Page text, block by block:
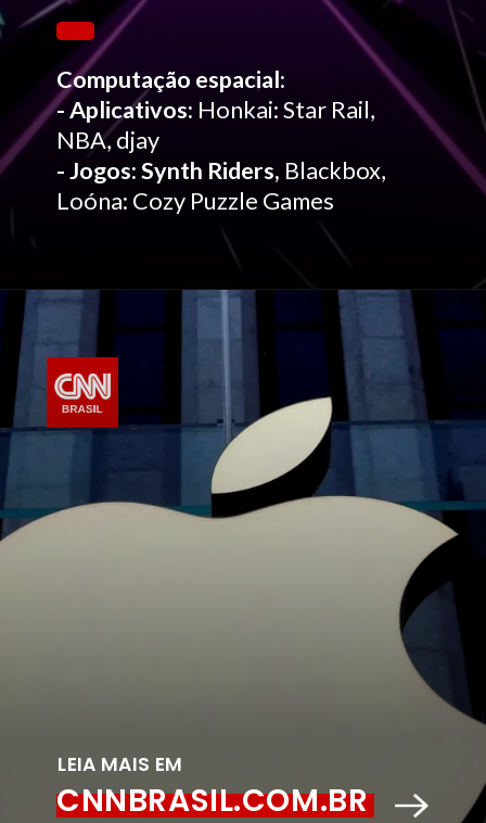
Computação espacial:
- Aplicativos: Honkai: Star Rail,
NBA, djay
- Jogos: Synth Riders, Blackbox,
Loóna: Cozy Puzzle Games
LEIA MAIS EM
CNNBRASIL.COM.BR